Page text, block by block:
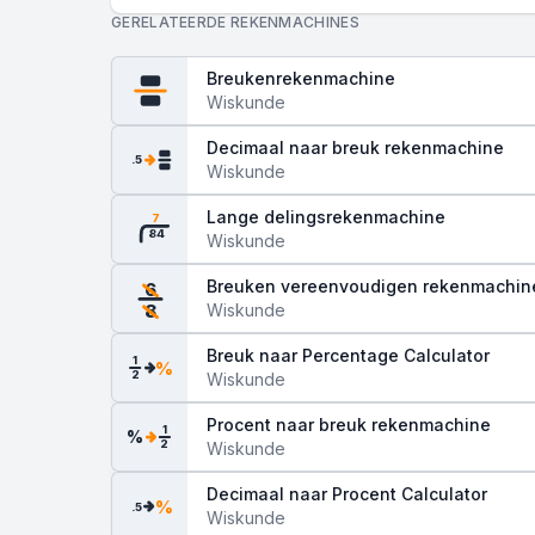
GERELATEERDE REKENMACHINES
Breukenrekenmachine
Wiskunde
.5
Decimaal naar breuk rekenmachine
Wiskunde
84
7
Lange delingsrekenmachine
Wiskunde
6
8
Breuken vereenvoudigen
Wiskunde
1
2 %
Breuk naar Percentage Calculator
Wiskunde
% 1
2
Procent naar breuk rekenmachine
Wiskunde
.5 %
Decimaal naar Procent Calculator
Wiskunde